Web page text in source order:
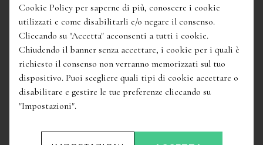
'Chaudelune' Blanc de Morgex et de La Salle
Vendemmia Tardiva Valle d'Aosta Doc
Mont Blanc de Morgex et la Salle
Cookie Policy per saperne di più, conoscere i cookie
utilizzati e come disabilitarli e/o negare il consenso.
Cliccando su "Accetta" acconsenti a tutti i cookie.
Chiudendo il banner senza accettare, i cookie per i quali è
richiesto il consenso non verranno memorizzati sul tuo
dispositivo. Puoi scegliere quali tipi di cookie accettare o
disabilitare e gestire le tue preferenze cliccando su
"Impostazioni".